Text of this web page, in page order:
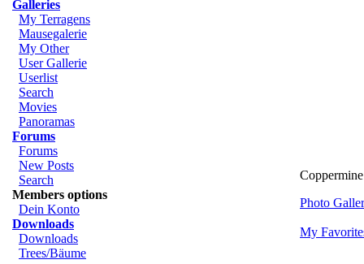
Galleries
My Terragens
Mausegalerie
My Other
User Gallerie
Userlist
Search
Movies
Panoramas
Forums
Forums
New Posts
Search
Members options
Dein Konto
Downloads
Downloads
Trees/Bäume
Photo
My